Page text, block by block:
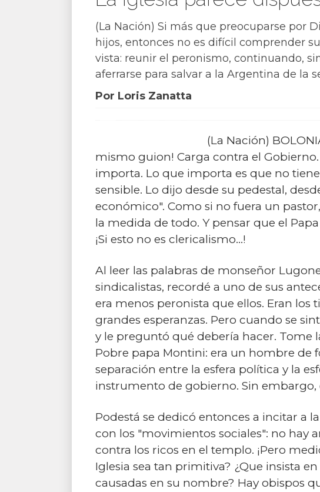
(La Nación) Si más que preocuparse por
hijos, entonces no es difícil comprender
vista: reunir el peronismo, continuando,
aferrarse para salvar a la Argentina de la
Por Loris Zanatta
(La Nación)
mismo guion! Carga contra el Gobierno.
importa. Lo que importa es que no
sensible. Lo dijo desde su pedestal,
económico". Como si no fuera un
la medida de todo. Y pensar que el
¡Si esto no es clericalismo...!
Al leer las palabras de monseñor
sindicalistas, recordé a uno de sus
era menos peronista que ellos. Eran
grandes esperanzas. Pero cuando se
y le preguntó qué debería hacer. Tome
Pobre papa Montini: era un hombre de
separación entre la esfera política y la
instrumento de gobierno. Sin embargo,
Podestá se dedicó entonces a incitar a
con los "movimientos sociales": no hay
contra los ricos en el templo. ¡Pero
Iglesia sea tan primitiva? ¿Que insista
causadas en su nombre? Hay obispos